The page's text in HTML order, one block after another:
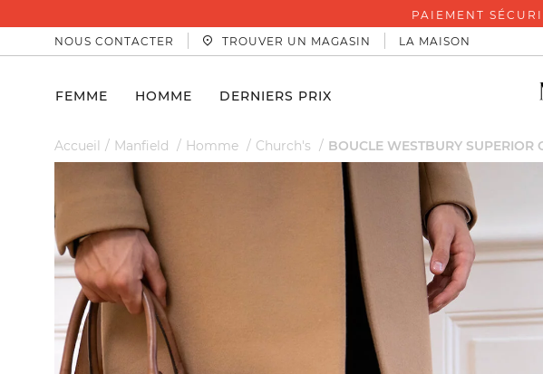
NOUS CONTACTER
TROUVER UN MAGASIN LA MAISON
FEMME HOMME DERNIERS PRIX
Accueil Manfield Homme Church's BOUCLE WESTBURY SUPERIOR